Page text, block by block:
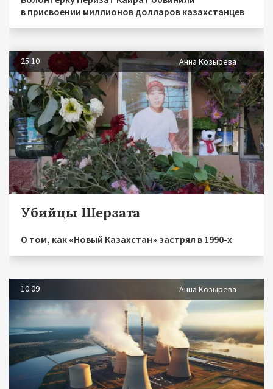
в присвоении миллионов долларов казахстанцев
25.10 Анна Козырева
Убийцы Шерзата
О том, как «Новый Казахстан» застрял в 1990-х
10.09 Анна Козырева